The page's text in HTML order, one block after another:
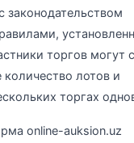
законодательством
торгов могут
лотов и
торгах
online-auksion.uz